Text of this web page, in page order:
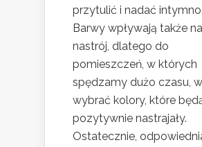
przytulić i nadać
Barwy wpływają także na
nastrój, dlatego do
pomieszczeń, w których
spędzamy dużo czasu,
wybrać kolory, które
pozytywnie nastrajały.
Ostatecznie,